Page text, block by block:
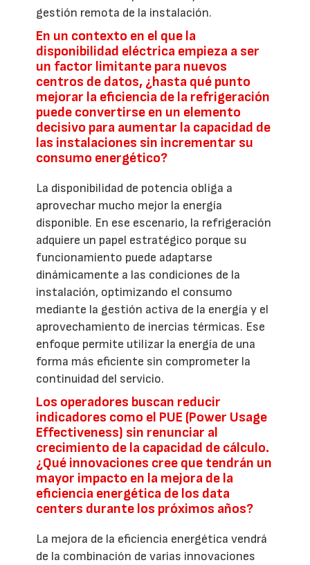
gestión remota de la instalación.
En un contexto en el que la
disponibilidad eléctrica empieza a ser
un factor limitante para nuevos
centros de datos, ¿hasta qué punto
mejorar la eficiencia de la refrigeración
puede convertirse en un elemento
decisivo para aumentar la capacidad de
las instalaciones sin incrementar su
consumo energético?
La disponibilidad de potencia obliga a
aprovechar mucho mejor la energía
disponible. En ese escenario, la refrigeración
adquiere un papel estratégico porque su
funcionamiento puede adaptarse
dinámicamente a las condiciones de la
instalación, optimizando el consumo
mediante la gestión activa de la energía y el
aprovechamiento de inercias térmicas. Ese
enfoque permite utilizar la energía de una
forma más eficiente sin comprometer la
continuidad del servicio.
Los operadores buscan reducir
indicadores como el PUE (Power Usage
Effectiveness) sin renunciar al
crecimiento de la capacidad de cálculo.
¿Qué innovaciones cree que tendrán un
mayor impacto en la mejora de la
eficiencia energética de los data
centers durante los próximos años?
La mejora de la eficiencia energética vendrá
de la combinación de varias innovaciones